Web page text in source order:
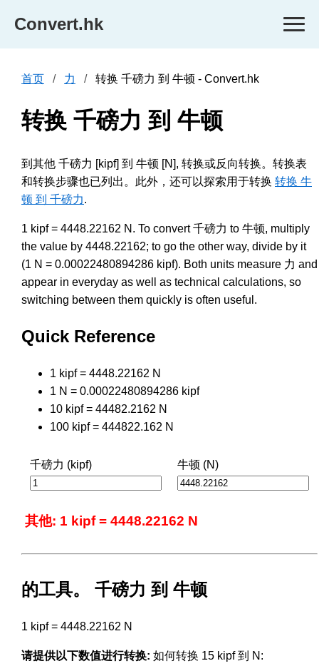
Convert.hk
首页 力 转换 千磅力 到 牛顿 - Convert.hk
转换 千磅力 到 牛顿
到其他 千磅力 [kipf] 到 牛顿 [N], 转换或反向转换。转换表
和转换步骤也已列出。此外，还可以探索用于转换 转换 牛
顿 到 千磅力.
1 kipf = 4448.22162 N. To convert 千磅力 to 牛顿, multiply
the value by 4448.22162; to go the other way, divide by it
(1 N = 0.00022480894286 kipf). Both units measure 力 and
appear in everyday as well as technical calculations, so
switching between them quickly is often useful.
Quick Reference
1 kipf = 4448.22162 N
1 N = 0.00022480894286 kipf
10 kipf = 44482.2162 N
100 kipf = 444822.162 N
千磅力 (kipf) 牛顿 (N)
其他: 1 kipf = 4448.22162 N
的工具。 千磅力 到 牛顿
1 kipf = 4448.22162 N
请提供以下数值进行转换: 如何转换 15 kipf 到 N: